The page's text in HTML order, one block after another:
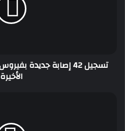
الأخيرة
الأخيرة